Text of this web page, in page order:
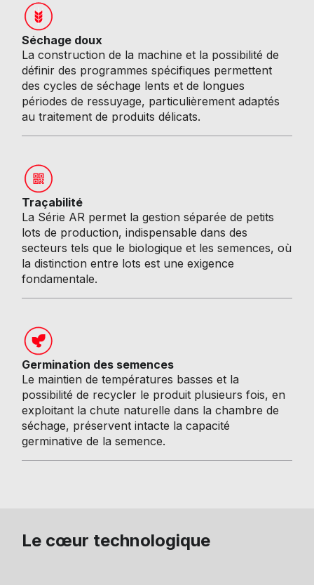
Séchage doux
La construction de la machine et la possibilité de
définir des programmes spécifiques permettent
des cycles de séchage lents et de longues
périodes de ressuyage, particulièrement adaptés
au traitement de produits délicats.
Traçabilité
La Série AR permet la gestion séparée de petits
lots de production, indispensable dans des
secteurs tels que le biologique et les semences, où
la distinction entre lots est une exigence
fondamentale.
Germination des semences
Le maintien de températures basses et la
possibilité de recycler le produit plusieurs fois, en
exploitant la chute naturelle dans la chambre de
séchage, préservent intacte la capacité
germinative de la semence.
Le cœur technologique